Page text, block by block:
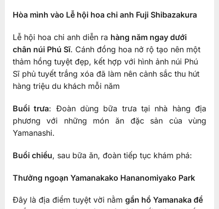
Hòa mình vào Lễ hội hoa chi anh Fuji Shibazakura
Lễ hội hoa chi anh diễn ra hàng năm ngay dưới
chân núi Phú Sĩ. Cánh đồng hoa nở rộ tạo nên một
thảm hồng tuyệt đẹp, kết hợp với hình ảnh núi Phú
Sĩ phủ tuyết trắng xóa đã làm nên cảnh sắc thu hút
hàng triệu du khách mỗi năm
Buổi trưa: Đoàn dùng bữa trưa tại nhà hàng địa
phương với những món ăn đặc sản của vùng
Yamanashi.
Buổi chiều, sau bữa ăn, đoàn tiếp tục khám phá:
Thưởng ngoạn Yamanakako Hananomiyako Park
Đây là địa điểm tuyệt vời nằm gần hồ Yamanaka để